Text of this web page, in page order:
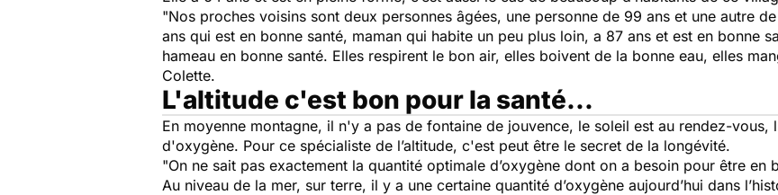
"Nos proches voisins sont deux personnes âgées, une personne de 99 ans et une autre
ans qui est en bonne santé, maman qui habite un peu plus loin, a 87 ans et est en bonne
hameau en bonne santé. Elles respirent le bon air, elles boivent de la bonne eau, elles
Colette.
L'altitude c'est bon pour la santé...
En moyenne montagne, il n'y a pas de fontaine de jouvence, le soleil est au rendez-vous,
d'oxygène. Pour ce spécialiste de l’altitude, c'est peut être le secret de la longévité.
"On ne sait pas exactement la quantité optimale d’oxygène dont on a besoin pour être en
Au niveau de la mer, sur terre, il y a une certaine quantité d’oxygène aujourd’hui dans